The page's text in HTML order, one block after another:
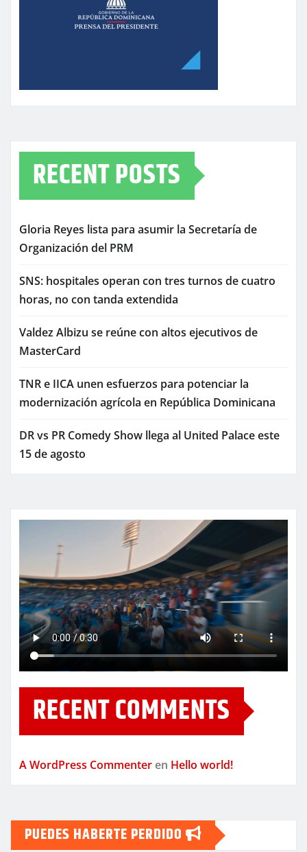
RECENT POSTS
Gloria Reyes lista para asumir la Secretaría de
Organización del PRM
SNS: hospitales operan con tres turnos de cuatro
horas, no con tanda extendida
Valdez Albizu se reúne con altos ejecutivos de
MasterCard
TNR e IICA unen esfuerzos para potenciar la
modernización agrícola en República Dominicana
DR vs PR Comedy Show llega al United Palace este
15 de agosto
RECENT COMMENTS
A WordPress Commenter en Hello world!
PUEDES HABERTE PERDIDO